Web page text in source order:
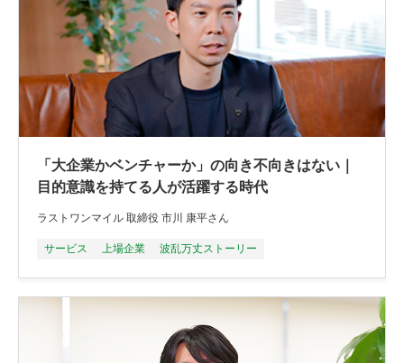
「大企業かベンチャーか」の向き不向きはない｜
目的意識を持てる人が活躍する時代
ラストワンマイル 取締役 市川 康平さん
サービス 上場企業 波乱万丈ストーリー